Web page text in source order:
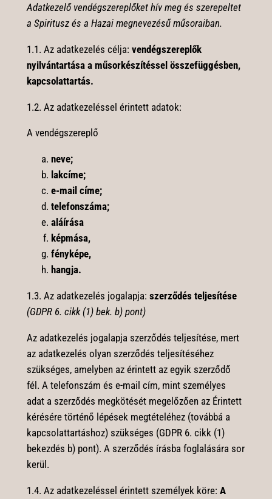
Adatkezelő vendégszereplőket hív meg és szerepeltet
a Spiritusz és a Hazai megnevezésű műsoraiban.
1.1. Az adatkezelés célja: vendégszereplők
nyilvántartása a műsorkészítéssel összefüggésben,
kapcsolattartás.
1.2. Az adatkezeléssel érintett adatok:
A vendégszereplő
neve;
lakcíme;
e-mail címe;
telefonszáma;
aláírása
képmása,
fényképe,
hangja.
1.3. Az adatkezelés jogalapja: szerződés teljesítése
(GDPR 6. cikk (1) bek. b) pont)
Az adatkezelés jogalapja szerződés teljesítése, mert
az adatkezelés olyan szerződés teljesítéséhez
szükséges, amelyben az érintett az egyik szerződő
fél. A telefonszám és e-mail cím, mint személyes
adat a szerződés megkötését megelőzően az Érintett
kérésére történő lépések megtételéhez (továbbá a
kapcsolattartáshoz) szükséges (GDPR 6. cikk (1)
bekezdés b) pont). A szerződés írásba foglalására sor
kerül.
1.4. Az adatkezeléssel érintett személyek köre: A